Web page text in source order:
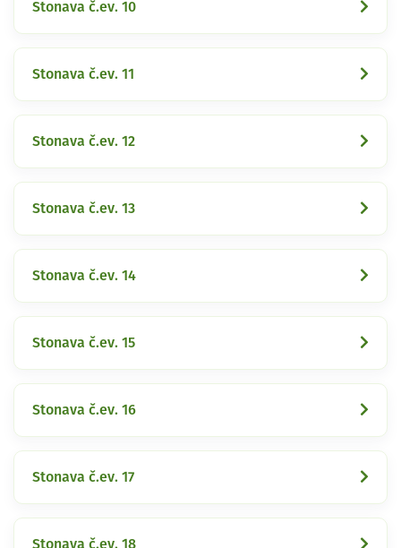
Stonava č.ev. 10
Stonava č.ev. 11
Stonava č.ev. 12
Stonava č.ev. 13
Stonava č.ev. 14
Stonava č.ev. 15
Stonava č.ev. 16
Stonava č.ev. 17
Stonava č.ev. 18